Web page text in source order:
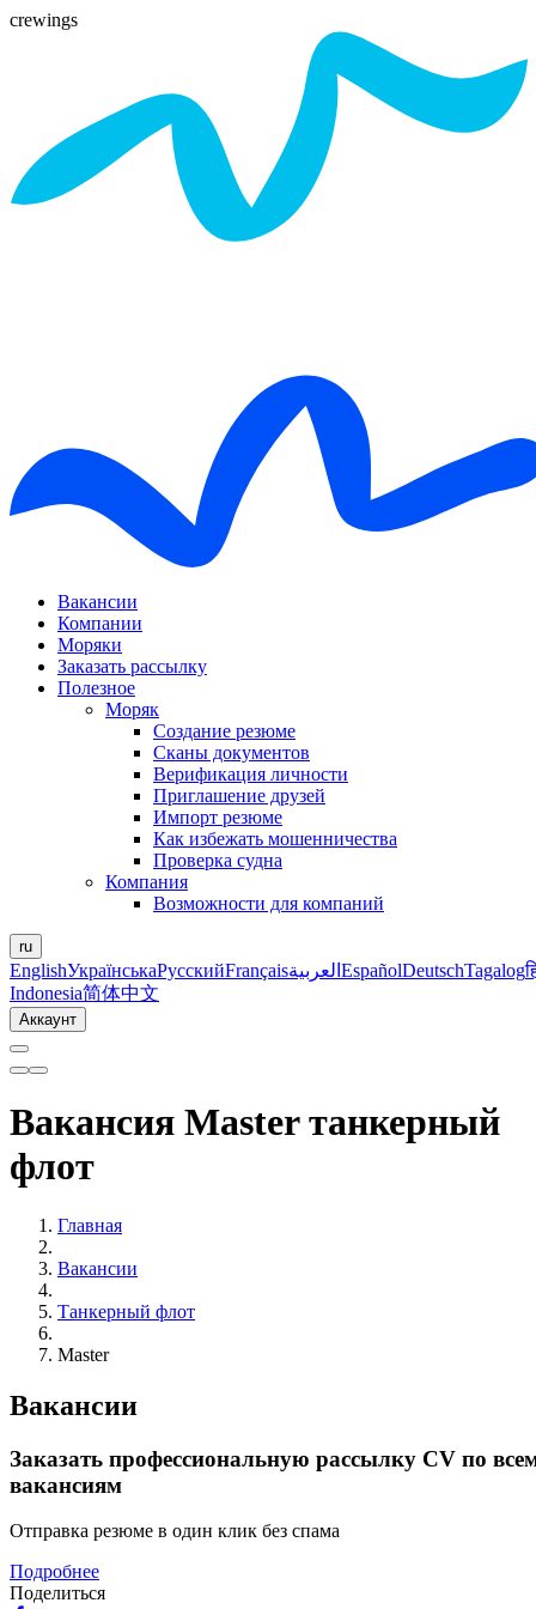
crewings
Вакансии
Компании
Моряки
Заказать рассылку
Полезное
Моряк
Создание резюме
Сканы документов
Верификация личности
Приглашение друзей
Импорт резюме
Как избежать мошенничества
Проверка судна
Компания
Возможности для компаний
ru
EnglishУкраїнськаРусскийFrançaisالعربية EspañolDeutschTagalog
Indonesia简体中文
Аккаунт
Вакансия Master танкерный
флот
Главная
Вакансии
Танкерный флот
Master
Вакансии
Заказать профессиональную рассылку CV по
вакансиям
Отправка резюме в один клик без спама
Подробнее
Поделиться